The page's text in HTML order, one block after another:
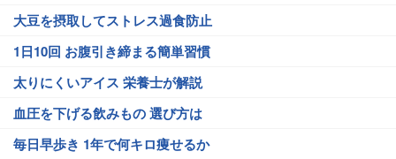
大豆を摂取してストレス過食防止
1日10回 お腹引き締まる簡単習慣
太りにくいアイス 栄養士が解説
血圧を下げる飲みもの 選び方は
毎日早歩き 1年で何キロ痩せるか